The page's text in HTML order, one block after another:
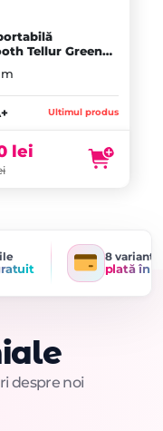
Tellur Green
Ultimul produs
lei
8 variante
plată în
despre noi